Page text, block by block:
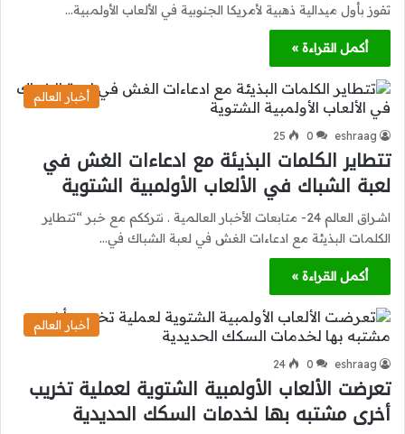
تفوز بأول ميدالية ذهبية لأمريكا الجنوبية في الألعاب الأولمبية…
أكمل القراءة »
أخبار العالم
eshraag
0
25
تتطاير الكلمات البذيئة مع ادعاءات الغش في
لعبة الشباك في الألعاب الأولمبية الشتوية
اشراق العالم 24- متابعات الأخبار العالمية . نترككم مع خبر “تتطاير
الكلمات البذيئة مع ادعاءات الغش في لعبة الشباك في…
أكمل القراءة »
أخبار العالم
eshraag
0
24
تعرضت الألعاب الأولمبية الشتوية لعملية تخريب
أخرى مشتبه بها لخدمات السكك الحديدية